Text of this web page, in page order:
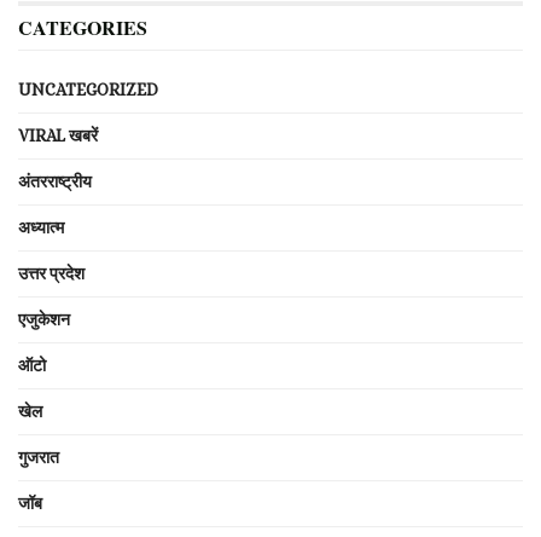
CATEGORIES
UNCATEGORIZED
VIRAL खबरें
अंतरराष्ट्रीय
अध्यात्म
उत्तर प्रदेश
एजुकेशन
ऑटो
खेल
गुजरात
जॉब